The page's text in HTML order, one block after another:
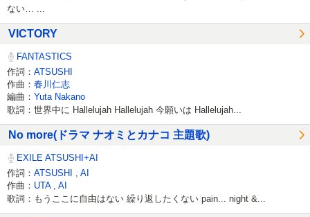
ない… ...
VICTORY
FANTASTICS
作詞： ATSUSHI
作曲： 春川仁志
編曲： Yuta Nakano
歌詞：世界中に Hallelujah Hallelujah 今願いは Hallelujah...
No more(ドラマ ナオミとカナコ 主題歌)
EXILE ATSUSHI+AI
作詞： ATSUSHI
AI
作曲： UTA AI
歌詞：もうここに自由はない 繰り返したくない pain... night &...